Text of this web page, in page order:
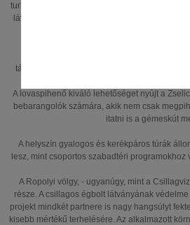
turisták. A tájházban a Zselic kultúrtörténeti
látogatók. A nádtetejű tájház berendezése
társaságoknak, iskolai és óvodás
A lovaspihenő kiváló lehetőséget nyújt a
bebarangolók számára, akik nem csak
itatni is a gémeskút
A helyszín gyalogos és kerékpáros túrák
lesz, mint csoportos szabadtéri
A Ropolyi völgy, - ugyanúgy, mint a
része. A csillagos égbolt látványának
projekt mindkét partnere is nagy hangsúlyt
kisebb mértékű terhelésére. Az alkalmazott